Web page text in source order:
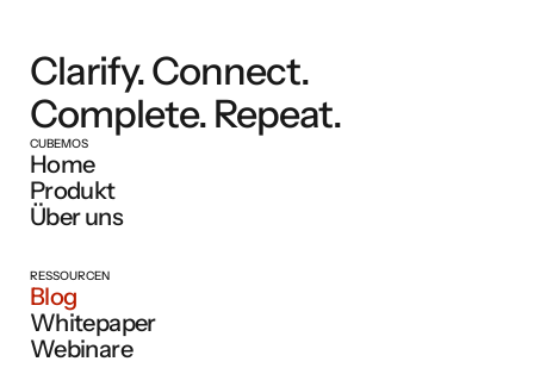
Clarify. Connect.
Complete. Repeat.
CUBEMOS
Home
Produkt
Über uns
RESSOURCEN
Blog
Whitepaper
Webinare